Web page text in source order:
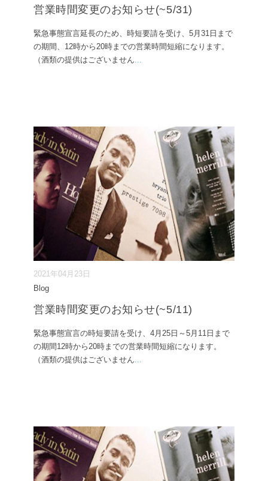
営業時間変更のお知らせ(~5/31)
緊急事態宣言延長のため、時短要請を受け、5月31日まで
の期間、12時から20時までの営業時間短縮になります。
（酒類の提供はございません
2021年04月23日
Blog
営業時間変更のお知らせ(~5/11)
緊急事態宣言の時短要請を受け、4月25日～5月11日まで
の期間12時から20時までの営業時間短縮になります。
（酒類の提供はございません